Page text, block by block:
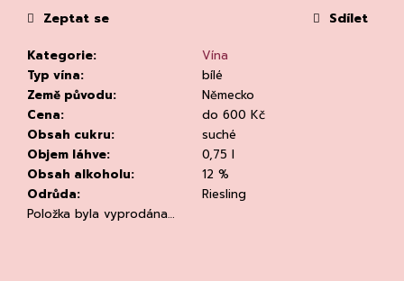
Kategorie:
Vína
Typ vína:
bílé
Země původu:
Německo
Cena:
do 600 Kč
Obsah cukru:
suché
Objem láhve:
0,75 l
Obsah alkoholu:
12 %
Odrůda:
Riesling
Položka byla vyprodána…
Zeptat se Sdílet
CHATELDON,
VODA
PERLIVÁ
111
Kč